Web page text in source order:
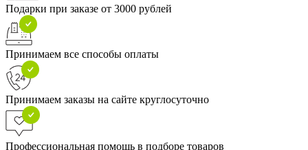
Подарки при заказе от 3000 рублей
Принимаем все способы оплаты
Принимаем заказы на сайте круглосуточно
Профессиональная помощь в подборе товаров